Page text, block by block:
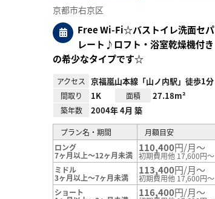
京都市右京区
Free Wi-Fi☆バストイレ洗面セパ
レート♪ロフト・浴室乾燥機付き
の希少なタイプです☆
アクセス 京福嵐山本線「山ノ内駅」徒歩1分
間取り 1K 面積 27.18m²
築年数 2004年 4月 築
プラン名・期間
月額目安
ロング
7ヶ月以上～12ヶ月未満
110,400円/月～
初期費用他 17,600円～
ミドル
3ヶ月以上～7ヶ月未満
113,400円/月～
初期費用他 17,600円～
ショート
116,400円/月～